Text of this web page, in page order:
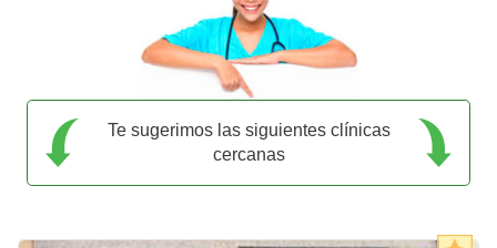
Te sugerimos las siguientes clínicas
cercanas